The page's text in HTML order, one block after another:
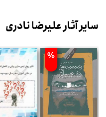
سایر آثار علیرضا نادری
%